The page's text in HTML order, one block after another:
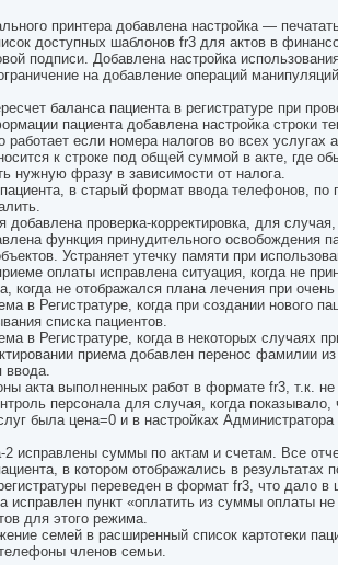
принтера добавлена настройка —
доступных шаблонов fr3 для актов в
подписи. Добавлена настройка
на добавление операций
баланса пациента в регистратуре при
пациента добавлена настройка строки
работает если номера налогов во всех
к строке под общей суммой в акте, где
нужную фразу в зависимости от налога.
в старый формат ввода телефонов, по
добавлена проверка-корректировка, для
функция принудительного освобождения
Устраняет утечку памяти при
оплаты исправлена ситуация, когда не
когда не отображался плана лечения при
в Регистратуре, когда при создании нового
списка пациентов.
в Регистратуре, когда в некоторых случаях
приема добавлен перенос фамилии
ввода.
акта выполненных работ в формате fr3, т.к.
персонала для случая, когда
была цена=0 и в настройках
2 исправлены суммы по актам и счетам. Все
в котором отображались в результатах
переведен в формат fr3, что дало
исправлен пункт «оплатить из суммы оплаты
для этого режима.
семей в расширенный список картотеки
членов семьи.